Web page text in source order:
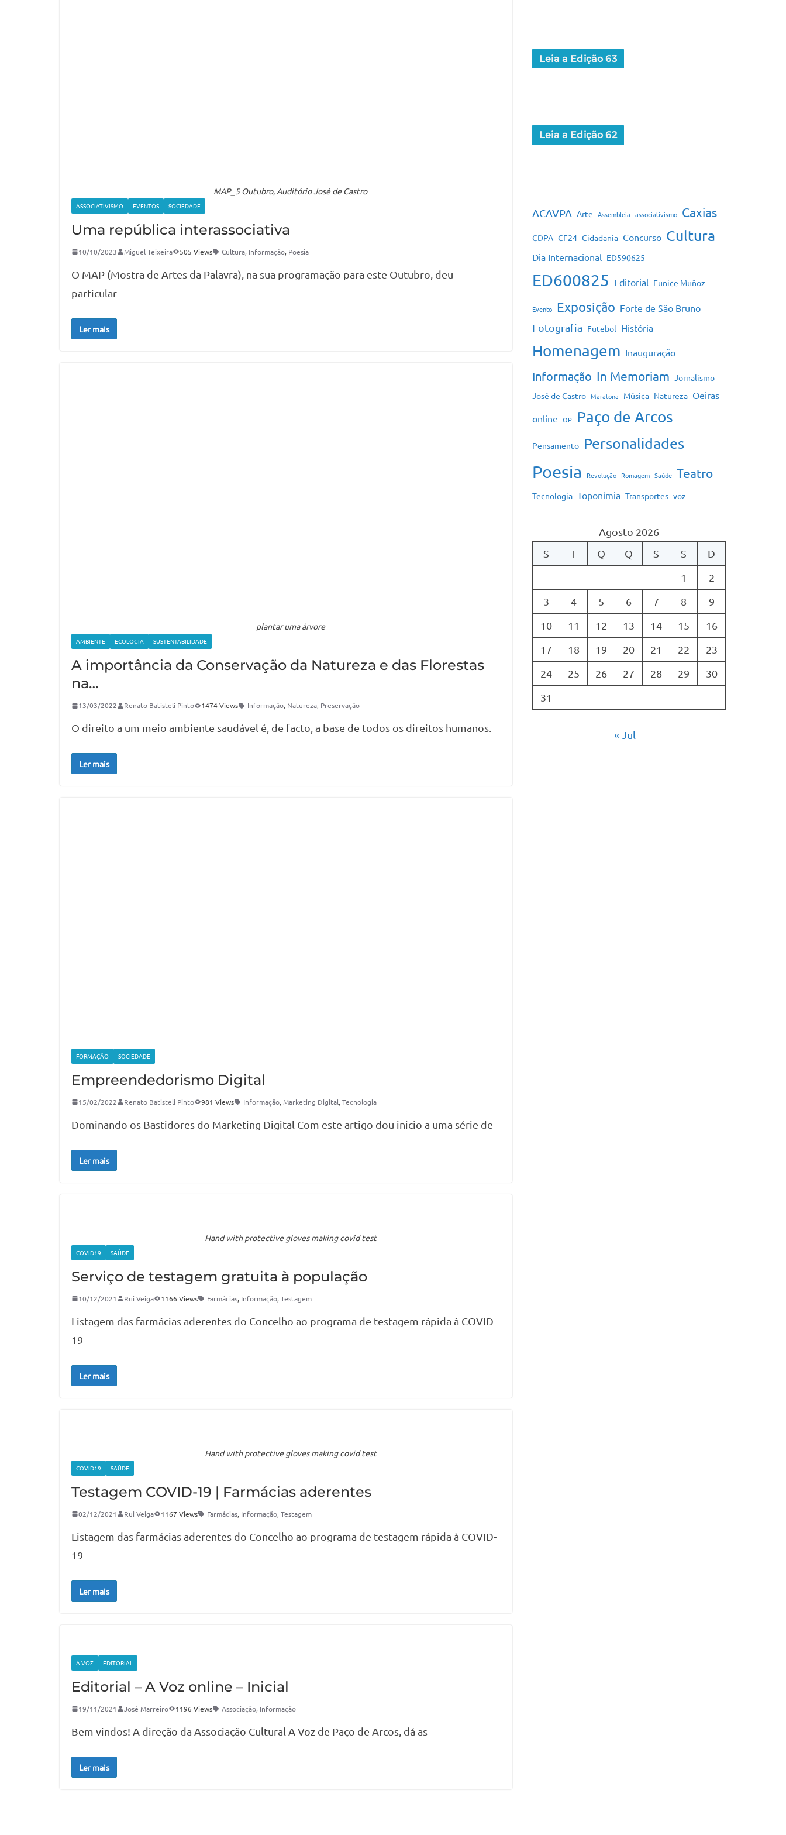
MAP_5 Outubro, Auditório José de Castro
ASSOCIATIVISMO EVENTOS SOCIEDADE
Uma república interassociativa
10/10/2023 Miguel Teixeira 505 Views Cultura, Informação, Poesia
O MAP (Mostra de Artes da Palavra), na sua programação para este Outubro, deu
particular
Ler mais
plantar uma árvore
AMBIENTE ECOLOGIA SUSTENTABILIDADE
A importância da Conservação da Natureza e das Florestas
na…
13/03/2022 Renato Batisteli Pinto 1474 Views Informação, Natureza, Preservação
O direito a um meio ambiente saudável é, de facto, a base de todos os direitos humanos.
Ler mais
FORMAÇÃO SOCIEDADE
Empreendedorismo Digital
15/02/2022 Renato Batisteli Pinto 981 Views Informação, Marketing Digital, Tecnologia
Dominando os Bastidores do Marketing Digital Com este artigo dou inicio a uma série de
Ler mais
Hand with protective gloves making covid test
COVID19 SAÚDE
Serviço de testagem gratuita à população
10/12/2021 Rui Veiga 1166 Views Farmácias, Informação, Testagem
Listagem das farmácias aderentes do Concelho ao programa de testagem rápida à COVID-
19
Ler mais
Hand with protective gloves making covid test
COVID19 SAÚDE
Testagem COVID-19 | Farmácias aderentes
02/12/2021 Rui Veiga 1167 Views Farmácias, Informação, Testagem
Listagem das farmácias aderentes do Concelho ao programa de testagem rápida à COVID-
19
Ler mais
A VOZ EDITORIAL
Editorial – A Voz online – Inicial
19/11/2021 José Marreiro 1196 Views Associação, Informação
Bem vindos! A direção da Associação Cultural A Voz de Paço de Arcos, dá as
Ler mais
Leia a Edição 63
Leia a Edição 62
ACAVPA Arte Assembleia associativismo Caxias
CDPA CF24 Cidadania Concurso Cultura
Dia Internacional ED590625
ED600825 Editorial Eunice Muñoz
Evento Exposição Forte de São Bruno
Fotografia Futebol História
Homenagem Inauguração
Informação In Memoriam
Jornalismo
José de Castro Maratona Música Natureza Oeiras
online OP Paço de Arcos
Pensamento Personalidades
Poesia Revolução Romagem Saúde Teatro
Tecnologia Toponímia Transportes voz
Agosto 2026
S
T Q Q S S
D
1
2
3
4 5 6 7 8
9
10
11 12 13 14 15
16
17
18 19 20 21 22
23
24
25 26 27 28 29
30
31
« Jul